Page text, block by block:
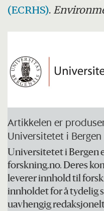
(ECRHS).
Artikkelen er
Universitetet i Bergen
Universitetet i Bergen
forskning.no. Deres
leverer innhold til
innholdet for å tydelig
uavhengig